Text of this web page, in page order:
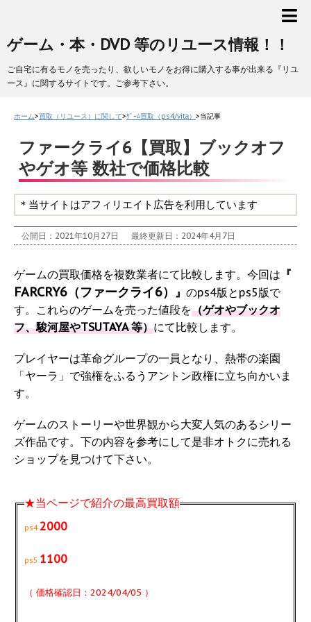
ゲーム・本・DVD 等のリユース情報！！
ご自宅に有るモノを売ったり、欲しいモノをお得に購入する事が出来る『リユ
ース』に関するサイトです。ご参考下さい。
ホーム>買取（リユース）に関して>ｹﾞｰﾑ買取（ps4/vita） >当記事
ファークライ6【買取】ブックオフ
やゲオ等 数社で価格比較
＊当サイトはアフィリエイト広告を利用しています
公開日：2021年10月27日 最終更新日：2024年4月7日
ゲームの買取価格を複数業者にて比較します。今回は 『
FARCRY6（ファークライ6） 』 のps4版とps5版で
す。これらのゲームを売った値段を（ゲオやブックオ
フ、駿河屋やTSUTAYA 等）にて比較します。
プレイヤーは革命グループの一員となり、熱帯の楽園
「ヤーラ」で強権をふるうアントン政権に立ち向かいま
す。
ゲームのストーリーや世界観から大変人気のあるシリー
ズ作品です。下の内容を参考にして是非オトクに売れる
ショップを見つけて下さい。
★当ページで紹介の最高買取額
ps42000
ps5 1100
（ 価格確認日：2024/04/05 ）